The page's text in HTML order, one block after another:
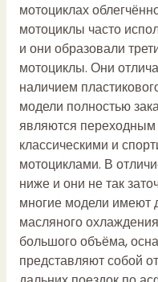
мотоциклах
мотоциклы часто
и они образовали
мотоциклы. Они
наличием
модели полностью
являются
классическими и
мотоциклами. В
ниже и они не так
многие модели имеют
масляного
большого объёма,
представляют собой